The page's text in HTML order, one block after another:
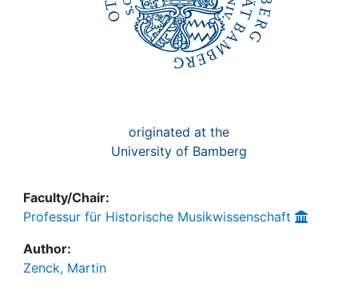
originated at the
University of Bamberg
Faculty/Chair:
Professur für Historische Musikwissenschaft
Author:
Zenck, Martin